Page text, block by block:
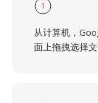
1
从计算机，
面上拖拽选择